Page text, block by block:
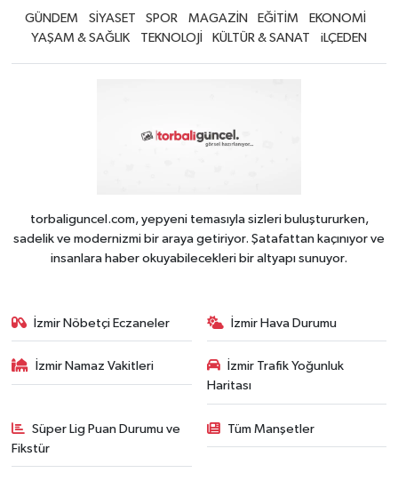
GÜNDEM SİYASET SPOR MAGAZİN EĞİTİM
EKONOMİ
YAŞAM & SAĞLIK
TEKNOLOJİ KÜLTÜR & SANAT iLÇEDEN
torbaliguncel.com, yepyeni temasıyla sizleri buluştururken,
sadelik ve modernizmi bir araya getiriyor. Şatafattan kaçınıyor ve
insanlara haber okuyabilecekleri bir altyapı sunuyor.
İzmir Nöbetçi Eczaneler İzmir Hava Durumu
İzmir Namaz Vakitleri
İzmir Trafik Yoğunluk
Haritası
Süper Lig Puan Durumu ve
Fikstür
Tüm Manşetler